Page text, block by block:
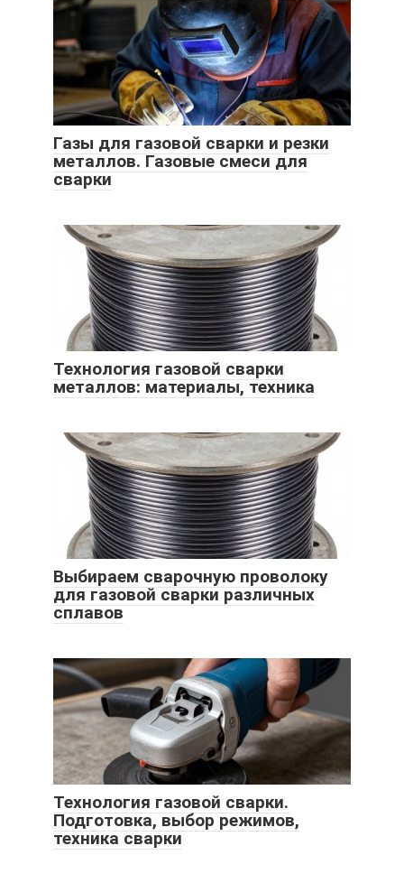
Газы для газовой сварки и резки
металлов. Газовые смеси для
сварки
Технология газовой сварки
металлов: материалы, техника
Выбираем сварочную проволоку
для газовой сварки различных
сплавов
Технология газовой сварки.
Подготовка, выбор режимов,
техника сварки